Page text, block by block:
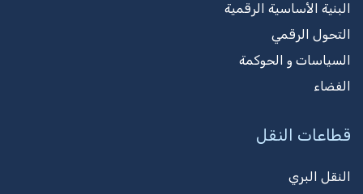
البنية الأساسية الرقمية
التحول الرقمي
السياسات و الحوكمة
الفضاء
قطاعات النقل
النقل البري